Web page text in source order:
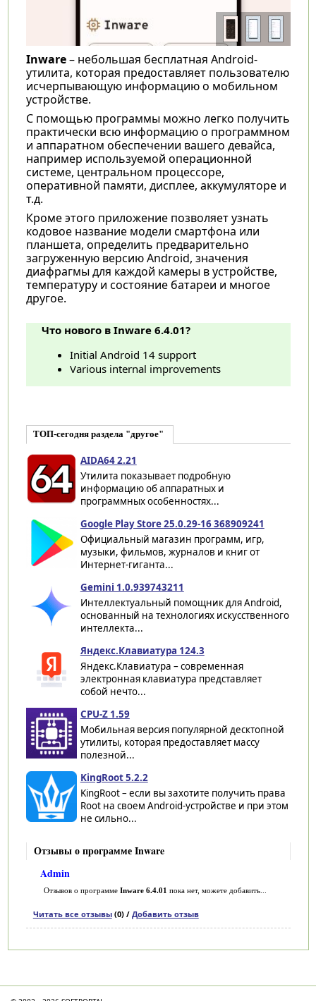
Inware– небольшая бесплатная Android-
утилита, которая предоставляет пользователю
исчерпывающую информацию о мобильном
устройстве.
С помощью программы можно легко получить
практически всю информацию о программном
и аппаратном обеспечении вашего девайса,
например используемой операционной
системе, центральном процессоре,
оперативной памяти, дисплее, аккумуляторе и
т.д.
Кроме этого приложение позволяет узнать
кодовое название модели смартфона или
планшета, определить предварительно
загруженную версию Android, значения
диафрагмы для каждой камеры в устройстве,
температуру и состояние батареи и многое
другое.
Что нового в Inware 6.4.01?
Initial Android 14 support
Various internal improvements
ТОП-сегодня раздела "другое"
AIDA64 2.21
Утилита показывает подробную
информацию об аппаратных и
программных особенностях...
Google Play Store 25.0.29-16 368909241
Официальный магазин программ, игр,
музыки, фильмов, журналов и книг от
Интернет-гиганта...
Gemini 1.0.939743211
Интеллектуальный помощник для Android,
основанный на технологиях искусственного
интеллекта...
Яндекс.Клавиатура 124.3
Яндекс.Клавиатура – современная
электронная клавиатура представляет
собой нечто...
CPU-Z 1.59
Мобильная версия популярной десктопной
утилиты, которая предоставляет массу
полезной...
KingRoot 5.2.2
KingRoot – если вы захотите получить права
Root на своем Android-устройстве и при этом
не сильно...
Отзывы о программе Inware
Admin
Отзывов о программе Inware 6.4.01 пока нет, можете добавить...
Читать все отзывы(0) / Добавить отзыв